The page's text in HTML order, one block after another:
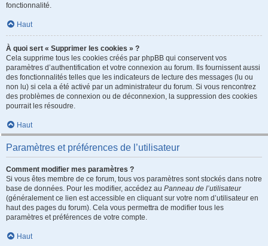
fonctionnalité.
Haut
À quoi sert « Supprimer les cookies » ?
Cela supprime tous les cookies créés par phpBB qui conservent vos
paramètres d’authentification et votre connexion au forum. Ils fournissent aussi
des fonctionnalités telles que les indicateurs de lecture des messages (lu ou
non lu) si cela a été activé par un administrateur du forum. Si vous rencontrez
des problèmes de connexion ou de déconnexion, la suppression des cookies
pourrait les résoudre.
Haut
Paramètres et préférences de l’utilisateur
Comment modifier mes paramètres ?
Si vous êtes membre de ce forum, tous vos paramètres sont stockés dans notre
base de données. Pour les modifier, accédez au Panneau de l’utilisateur
(généralement ce lien est accessible en cliquant sur votre nom d’utilisateur en
haut des pages du forum). Cela vous permettra de modifier tous les
paramètres et préférences de votre compte.
Haut